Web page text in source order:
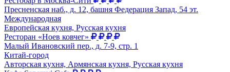
Пресненская наб., д. 12, башня Федерация Запад, 54 эт.
Международная
Европейская кухня, Русская кухня
Ресторан «Ноев ковчег»
Малый Ивановский пер., д. 7-9, стр. 1
Китай-город
Авторская кухня, Армянская кухня, Русская кухня